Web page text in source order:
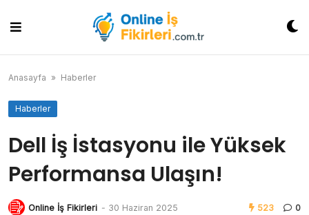
content
Anasayfa » Haberler
Haberler
Dell İş İstasyonu ile Yüksek
Performansa Ulaşın!
Online İş Fikirleri - 30 Haziran 2025 523 0